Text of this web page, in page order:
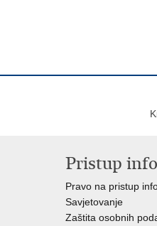
Pristup
Pravo na pristup
Savjetovanje
Zaštita osobnih